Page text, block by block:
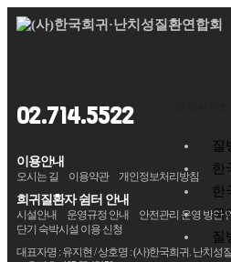
질
한
한
국
질
02.714.5522
이용안내
오시는 길 이용약관 개인정보처리방침
희귀질환자 쉼터 안내
시설안내 운영규정 안내 안전관리 운영 방안
단기 숙박시설 이용 신청
대표자명 : 유지현 / 상호명 : (사)한국희귀. 난치성